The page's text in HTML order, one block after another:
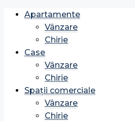
Apartamente
Vânzare
Chirie
Case
Vânzare
Chirie
Spații comerciale
Vânzare
Chirie